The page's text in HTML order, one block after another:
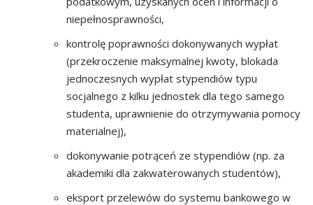
niepełnosprawności,
kontrolę poprawności dokonywanych wypłat
(przekroczenie maksymalnej kwoty, blokada
jednoczesnych wypłat stypendiów typu
socjalnego z kilku jednostek dla tego samego
studenta, uprawnienie do otrzymywania pomocy
materialnej),
dokonywanie potrąceń ze stypendiów (np. za
akademiki dla zakwaterowanych studentów),
eksport przelewów do systemu bankowego w